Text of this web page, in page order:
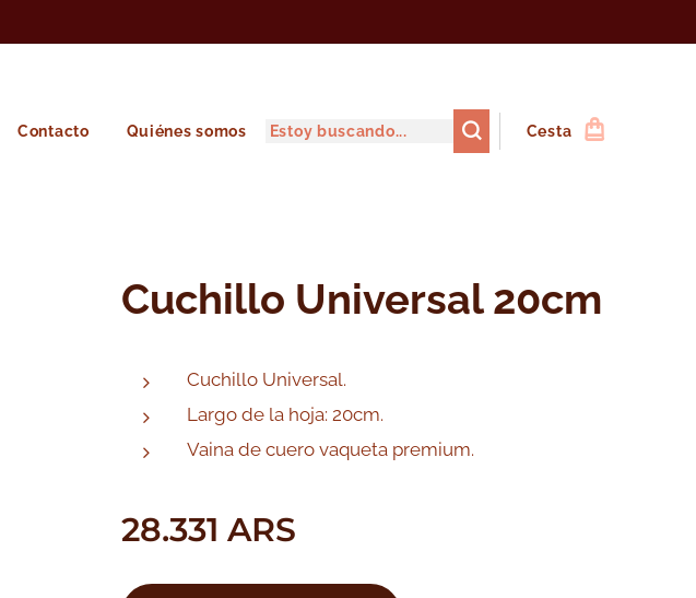
Contacto Quiénes somos Cesta
Cuchillo Universal 20cm
Cuchillo Universal.
Largo de la hoja: 20cm.
Vaina de cuero vaqueta premium.
28.331 ARS